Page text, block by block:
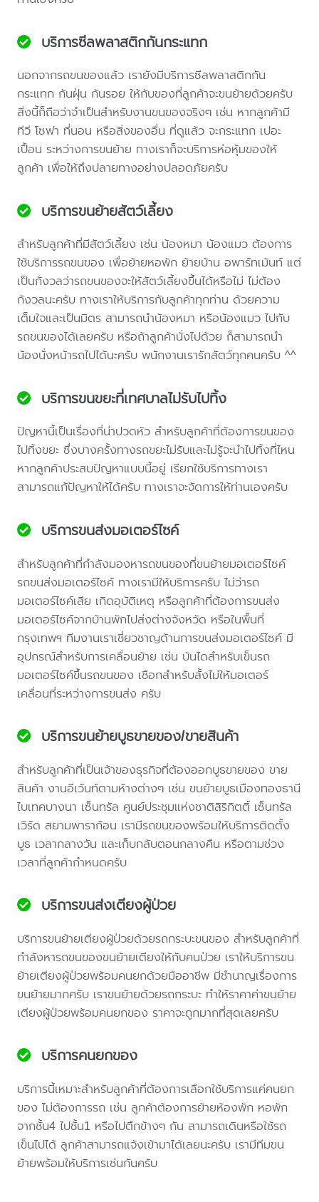
บริการซีลพลาสติกกันกระแทก
นอกจากรถขนของแล้ว เรายังมีบริการซีลพลาสติกกัน
กระแทก กันฝุ่น กันรอย ให้กับของที่ลูกค้าจะขนย้ายด้วยครับ
สิ่งนี้ก็ถือว่าจำเป็นสำหรับงานขนของจริงๆ เช่น หากลูกค้ามี
ทีวี โซฟา ที่นอน หรือสิ่งของอื่น ที่ดูแล้ว จะกระแทก เปอะ
เปื้อน ระหว่างการขนย้าย ทางเราก็จะบริการห่อหุ้มของให้
ลูกค้า เพื่อให้ถึงปลายทางอย่างปลอดภัยครับ
บริการขนย้ายสัตว์เลี้ยง
สำหรับลูกค้าที่มีสัตว์เลี้ยง เช่น น้องหมา น้องแมว ต้องการ
ใช้บริการรถขนของ เพื่อย้ายหอพัก ย้ายบ้าน อพาร์ทเม้นท์ แต่
เป็นกังวลว่ารถขนของจะให้สัตว์เลี้ยงขึ้นได้หรือไม่ ไม่ต้อง
กังวลนะครับ ทางเราให้บริการกับลูกค้าทุกท่าน ด้วยความ
เต็มใจและเป็นมิตร สามารถนำน้องหมา หรือน้องแมว ไปกับ
รถขนของได้เลยครับ หรือถ้าลูกค้านั่งไปด้วย ก็สามารถนำ
น้องนั่งหน้ารถไปได้นะครับ พนักงานเรารักสัตว์ทุกคนครับ ^^
บริการขนขยะที่เทศบาลไม่รับไปทิ้ง
ปัญหานี้เป็นเรื่องที่น่าปวดหัว สำหรับลูกค้าที่ต้องการขนของ
ไปทิ้งขยะ ซึ่งบางครั้งทางรถขยะไม่รับและไม่รู้จะนำไปทิ้งที่ไหน
หากลูกค้าประสบปัญหาแบบนี้อยู่ เรียกใช้บริการทางเรา
สามารถแก้ปัญหาให้ได้ครับ ทางเราจะจัดการให้ท่านเองครับ
บริการขนส่งมอเตอร์ไซค์
สำหรับลูกค้าที่กำลังมองหารถขนของที่ขนย้ายมอเตอร์ไซค์
รถขนส่งมอเตอร์ไซค์ ทางเรามีให้บริการครับ ไม่ว่ารถ
มอเตอร์ไซค์เสีย เกิดอุบัติเหตุ หรือลูกค้าที่ต้องการขนส่ง
มอเตอร์ไซค์จากบ้านพักไปส่งต่างจังหวัด หรือในพื้นที่
กรุงเทพฯ ทีมงานเราเชี่ยวชาญด้านการขนส่งมอเตอร์ไซค์ มี
อุปกรณ์สำหรับการเคลื่อนย้าย เช่น บันไดสำหรับเข็นรถ
มอเตอร์ไซค์ขึ้นรถขนของ เชือกสำหรับลั้งไม่ให้มอเตอร์
เคลื่อนที่ระหว่างการขนส่ง ครับ
บริการขนย้ายบูธขายของ/ขายสินค้า
สำหรับลูกค้าที่เป็นเจ้าของธุรกิจที่ต้องออกบูธขายของ ขาย
สินค้า งานอีเว้นท์ตามห้างต่างๆ เช่น ขนย้ายบูธเมืองทองธานี
ไบเทคบางนา เซ็นทรัล ศูนย์ประชุมแห่งชาติสิริกิตติ์ เซ็นทรัล
เวิร์ด สยามพาราก้อน เรามีรถขนของพร้อมให้บริการติดตั้ง
บูธ เวลากลางวัน และเก็บกลับตอนกลางคืน หรือตามช่วง
เวลาที่ลูกค้ากำหนดครับ
บริการขนส่งเตียงผู้ป่วย
บริการขนย้ายเตียงผู้ป่วยด้วยรถกระบะขนของ สำหรับลูกค้าที่
กำลังหารถขนของขนย้ายเตียงให้กับคนป่วย เราให้บริการขน
ย้ายเตียงผู้ป่วยพร้อมคนยกด้วยมืออาชีพ มีชำนาญเรื่องการ
ขนย้ายมากครับ เราขนย้ายด้วยรถกระบะ ทำให้ราคาค่าขนย้าย
เตียงผู้ป่วยพร้อมคนยกของ ราคาจะถูกมากที่สุดเลยครับ
บริการคนยกของ
บริการนี้เหมาะสำหรับลูกค้าที่ต้องการเลือกใช้บริการแค่คนยก
ของ ไม่ต้องการรถ เช่น ลูกค้าต้องการย้ายห้องพัก หอพัก
จากชั้น4 ไปชั้น1 หรือไปตึกข้างๆ กัน สามารถเดินหรือใช้รถ
เข็นไปได้ ลูกค้าสามารถแจ้งเข้ามาได้เลยนะครับ เรามีทีมขน
ย้ายพร้อมให้บริการเช่นกันครับ